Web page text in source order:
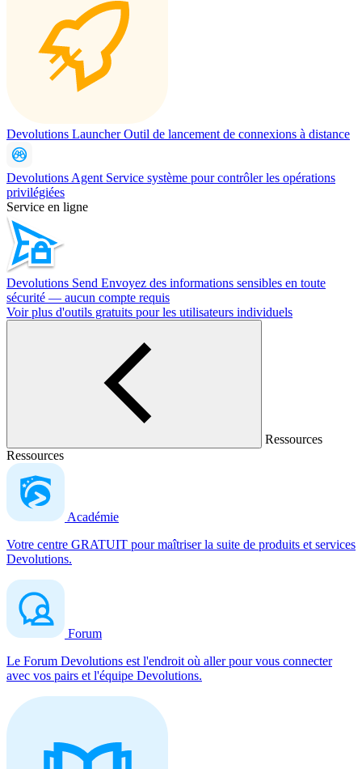
Devolutions LauncherOutil de lancement de connexions à distance
Devolutions Agent Service système pour contrôler les opérations
privilégiées
Service en ligne
Devolutions Send Envoyez des informations sensibles en toute
sécurité — aucun compte requis
Voir plus d'outils gratuits pour les utilisateurs individuels
Ressources
Ressources
Académie
Votre centre GRATUIT pour maîtriser la suite de produits et services
Devolutions.
Forum
Le Forum Devolutions est l'endroit où aller pour vous connecter
avec vos pairs et l'équipe Devolutions.